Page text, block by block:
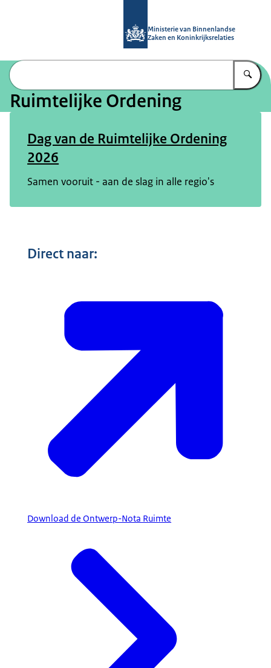
Ministerie van Binnenlandse
Zaken en Koninkrijksrelaties
Ruimtelijke Ordening
Dag van de Ruimtelijke Ordening
2026
Samen vooruit - aan de slag in alle regio's
Direct naar:
Download de Ontwerp-Nota Ruimte